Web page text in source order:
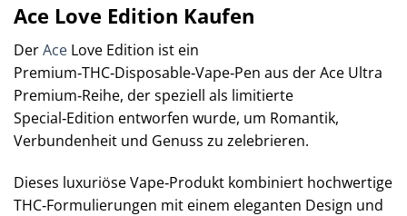
Ace Love Edition Kaufen
DerAce Love Edition ist ein
Premium‑THC‑Disposable‑Vape‑Pen aus der Ace Ultra
Premium‑Reihe, der speziell als limitierte
Special‑Edition entworfen wurde, um Romantik,
Verbundenheit und Genuss zu zelebrieren.
Dieses luxuriöse Vape‑Produkt kombiniert hochwertige
THC‑Formulierungen mit einem eleganten Design und